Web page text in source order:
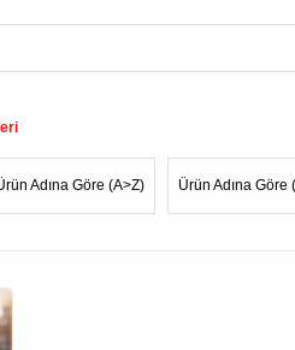
Adına Göre (A>Z) Ürün Adına Göre